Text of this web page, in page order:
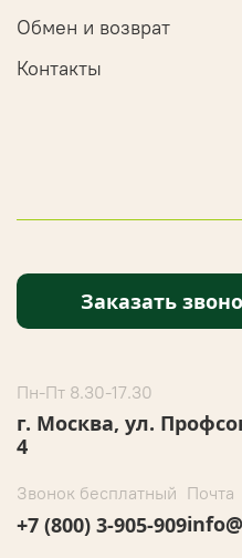
Обмен и возврат
Контакты
Заказать
Пн-Пт 8.30-17.30
г. Москва, ул.
4
Звонок бесплатный
+7 (800) 3-905-909
Почта